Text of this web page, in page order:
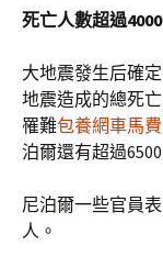
死亡人數超過4000
大地震發生后確
地震造成的總死
罹難包養網車馬費
泊爾還有超過
尼泊爾一些官員
人。